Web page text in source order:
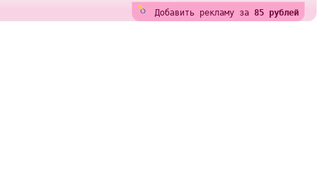
Добавить рекламу за 85 рублей